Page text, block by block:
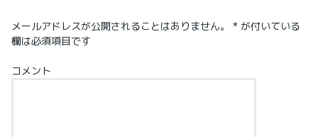
メールアドレスが公開されることはありません。 * が付いている
欄は必須項目です
コメント